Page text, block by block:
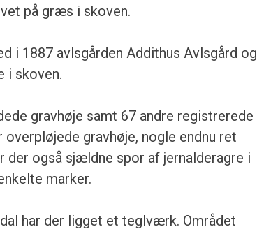
på græs i skoven.
i 1887 avlsgården Addithus Avlsgård og
i skoven.
gravhøje samt 67 andre registrerede
gravhøje, nogle endnu ret
der også sjældne spor af jernalderagre i
marker.
har der ligget et teglværk. Området